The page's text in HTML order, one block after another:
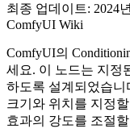
최종 업데이트: 2024
ComfyUI Wiki
ComfyUI의
세요. 이 노드는 지정
하도록 설계되었습니
크기와 위치를 지정
효과의 강도를 조절